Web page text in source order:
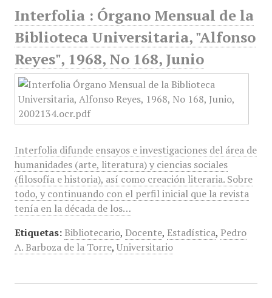
Interfolia : Órgano Mensual de la
Biblioteca Universitaria, "Alfonso
Reyes", 1968, No 168, Junio
Interfolia difunde ensayos e investigaciones del área de
humanidades (arte, literatura) y ciencias sociales
(filosofía e historia), así como creación literaria. Sobre
todo, y continuando con el perfil inicial que la revista
tenía en la década de los…
Etiquetas: Bibliotecario, Docente, Estadística, Pedro
A. Barboza de la Torre, Universitario